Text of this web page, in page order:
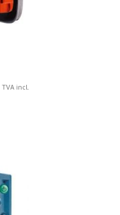
TVA incl.